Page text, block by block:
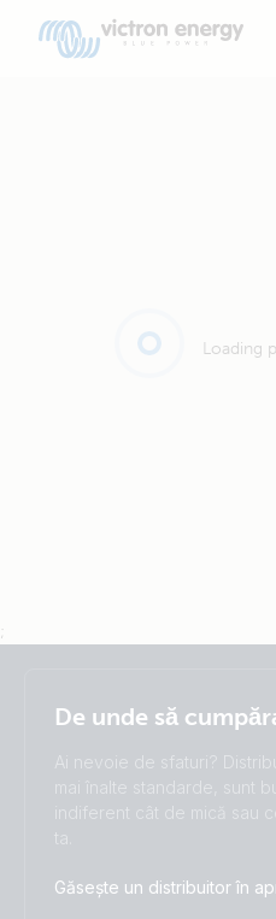
Loading
;
Română
Change language
Čeština
Deutsch
Nederlands
Stay up to date
I agree to receive the
De unde să
Ai nevoie de sfaturi?
mai înalte standarde, sunt
indiferent cât de mică sau
ta.
Găsește un distribuitor în